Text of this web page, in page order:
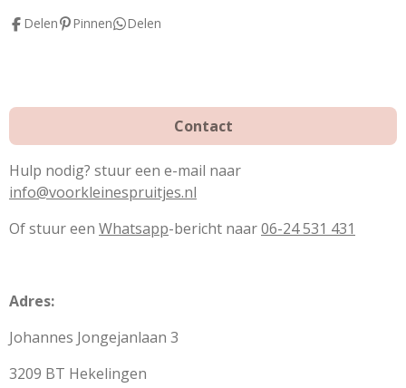
k
Delen Pinnen Delen
Contact
Hulp nodig? stuur een e-mail naar
info@voorkleinespruitjes.nl
Of stuur een Whatsapp-bericht naar06-24 531 431
Adres:
Johannes Jongejanlaan 3
3209 BT Hekelingen